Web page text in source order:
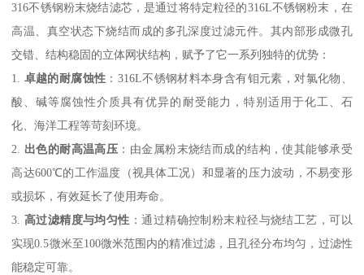
316不锈钢粉末烧结滤芯，是通过将特定粒径的316L不锈钢粉末，在
高温、真空状态下烧结而成的多孔深度过滤元件。其内部形成微孔
交错、结构稳固的立体网状结构，赋予了它一系列独特的优势：
1. 卓越的耐腐蚀性 ：316L不锈钢材料本身含有钼元素，对氯化物、
酸、碱等腐蚀性介质具有优异的耐受能力，特别适用于化工、石
化、海洋工程等苛刻环境。
2. 出色的耐高温高压 ：由金属粉末烧结而成的结构，使其能够承受
高达600℃的工作温度（视具体工况）和显著的压力波动，不易变形
或损坏，有效延长了使用寿命。
3. 高过滤精度与均匀性 ：通过精确控制粉末粒径与烧结工艺，可以
实现0.5微米至100微米范围内的精准过滤，且孔径分布均匀，过滤性
能稳定可靠。